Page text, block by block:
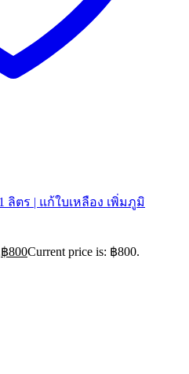
ลิตร | แก้ใบเหลือง เพิ่มภูมิ
฿800Current price is: ฿800.